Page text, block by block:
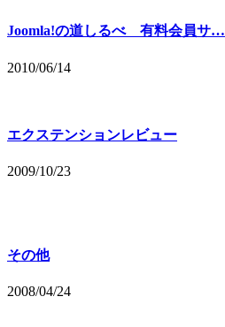
Joomla!の道しるべ 有料会員サ…
2010/06/14
エクステンションレビュー
2009/10/23
その他
2008/04/24